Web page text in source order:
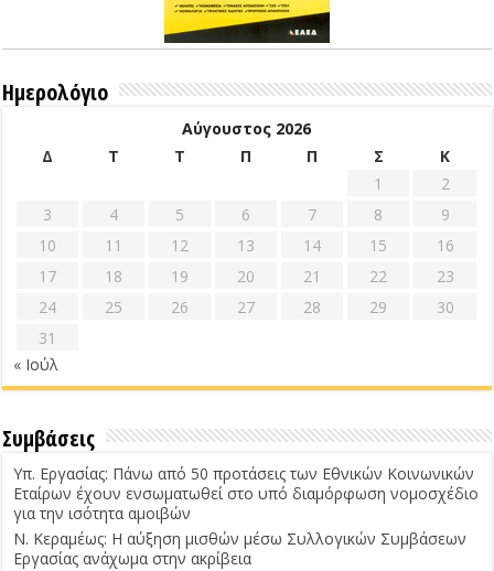
Ημερολόγιο
Αύγουστος 2026
Δ
Τ Τ Π Π Σ
Κ
1
2
3
4 5 6 7 8
9
10
11 12 13 14 15
16
17
18 19 20 21 22
23
24
25 26 27 28 29
30
31
« Ιούλ
Συμβάσεις
Υπ. Εργασίας: Πάνω από 50 προτάσεις των Εθνικών Κοινωνικών
Εταίρων έχουν ενσωματωθεί στο υπό διαμόρφωση νομοσχέδιο
για την ισότητα αμοιβών
Ν. Κεραμέως: Η αύξηση μισθών μέσω Συλλογικών Συμβάσεων
Εργασίας ανάχωμα στην ακρίβεια